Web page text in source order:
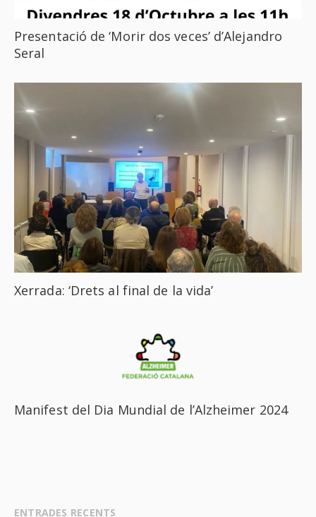
Presentació de ‘Morir dos veces’ d’Alejandro
Seral
Xerrada: ‘Drets al final de la vida’
Manifest del Dia Mundial de l’Alzheimer 2024
ENTRADES RECENTS